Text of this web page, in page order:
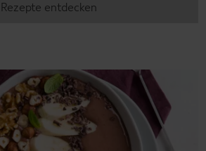
Rezepte entdecken